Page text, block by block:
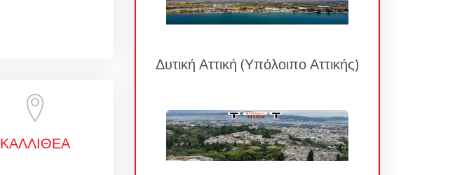
ΚΑΛΛΙΘΕΑ
Δυτική Αττική (Υπόλοιπο Αττικής)